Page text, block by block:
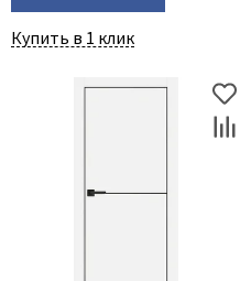
Купить в 1 клик